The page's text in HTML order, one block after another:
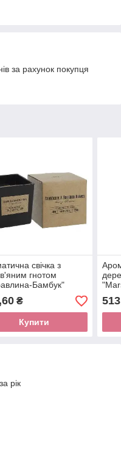
за рахунок покупця
свічка з
гнотом
Бамбук"
170 г (час горіння ~
1 шт.
₴
Купити
(час
шт.
рік